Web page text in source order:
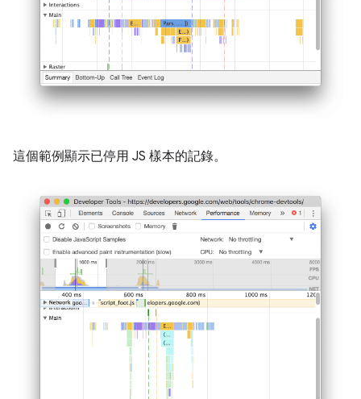
這個範例顯示已停用 JS 樣本的記錄。